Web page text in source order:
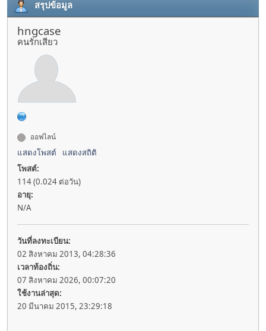
สรุปข้อมูล
hngcase
คนรักเสียว
ออฟไลน์
แสดงโพสต์
แสดงสถิติ
โพสต์:
114 (0.024 ต่อวัน)
อายุ:
N/A
วันที่ลงทะเบียน:
02 สิงหาคม 2013, 04:28:36
เวลาท้องถิ่น:
07 สิงหาคม 2026, 00:07:20
ใช้งานล่าสุด:
20 มีนาคม 2015, 23:29:18